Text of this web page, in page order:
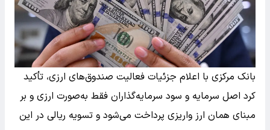
بانک مرکزی با اعلام جزئیات فعالیت صندوق‌های ارزی، تأکید
کرد اصل سرمایه و سود سرمایه‌گذاران فقط به‌صورت ارزی و بر
مبنای همان ارز واریزی پرداخت می‌شود و تسویه ریالی در این